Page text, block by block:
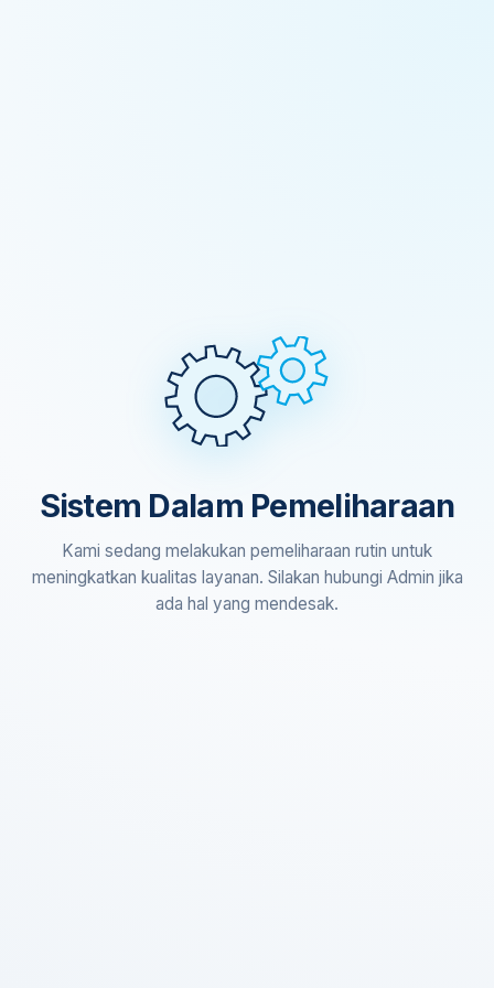
Sistem Dalam Pemeliharaan
Kami sedang melakukan pemeliharaan rutin untuk
meningkatkan kualitas layanan. Silakan hubungi Admin jika
ada hal yang mendesak.